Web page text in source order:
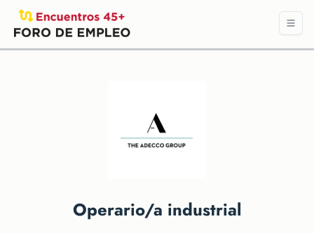
Operario/a industrial